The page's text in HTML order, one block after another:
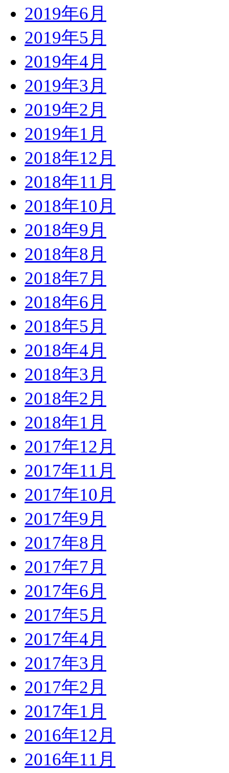
2019年6月
2019年5月
2019年4月
2019年3月
2019年2月
2019年1月
2018年12月
2018年11月
2018年10月
2018年9月
2018年8月
2018年7月
2018年6月
2018年5月
2018年4月
2018年3月
2018年2月
2018年1月
2017年12月
2017年11月
2017年10月
2017年9月
2017年8月
2017年7月
2017年6月
2017年5月
2017年4月
2017年3月
2017年2月
2017年1月
2016年12月
2016年11月